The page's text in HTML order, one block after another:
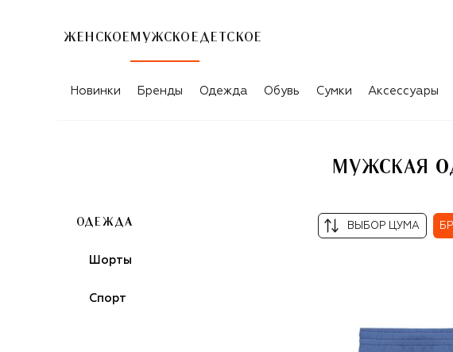
ЖЕНСКОЕ МУЖСКОЕ ДЕТСКОЕ
МУЖСКАЯ ОДЕЖДА EA7 ГОЛУБОГО ЦВЕТА
Новинки Бренды Одежда Обувь Сумки Аксессуары
МУЖСКАЯ
ОДЕЖДА
Шорты
Спорт
ВЫБОР ЦУМА